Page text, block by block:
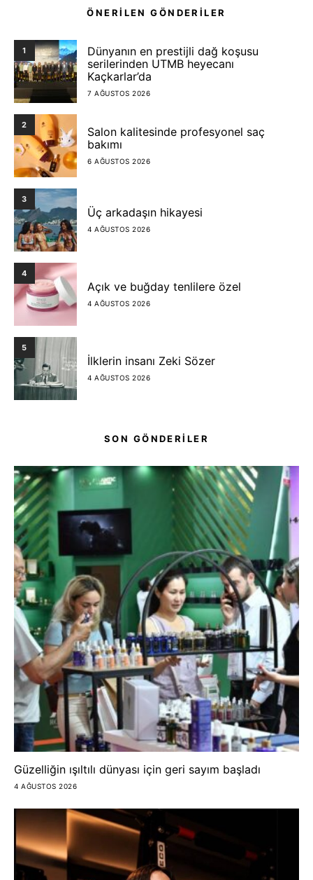
ÖNERİLEN GÖNDERİLER
1
Dünyanın en prestijli dağ koşusu
serilerinden UTMB heyecanı
Kaçkarlar’da
7 AĞUSTOS 2026
2
Salon kalitesinde profesyonel saç
bakımı
6 AĞUSTOS 2026
3
Üç arkadaşın hikayesi
4 AĞUSTOS 2026
4
Açık ve buğday tenlilere özel
4 AĞUSTOS 2026
5
İlklerin insanı Zeki Sözer
4 AĞUSTOS 2026
SON GÖNDERİLER
Güzelliğin ışıltılı dünyası için geri sayım başladı
4 AĞUSTOS 2026